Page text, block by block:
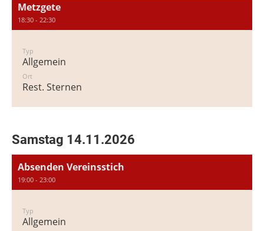
Metzgete
18:30 - 22:30
Typ
Allgemein
Ort
Rest. Sternen
Samstag 14.11.2026
Absenden Vereinsstich
19:00 - 23:00
Typ
Allgemein